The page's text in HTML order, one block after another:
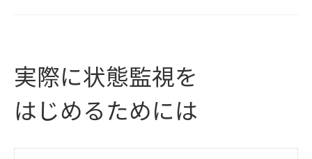
実際に状態監視を
はじめるためには